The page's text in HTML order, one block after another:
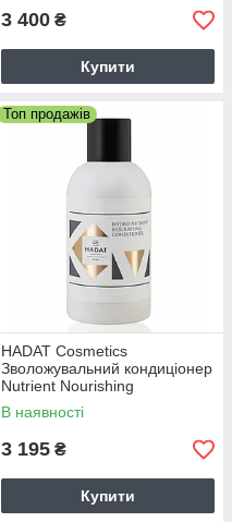
3 400 ₴
Купити
Топ продажів
HADAT Cosmetics
Зволожувальний кондиціонер
Nutrient Nourishing
Conditioner 800
В наявності
3 195 ₴
Купити